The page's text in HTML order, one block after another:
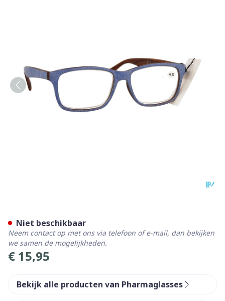
€ 15,95
Niet beschikbaar
Neem contact op met ons via telefoon of e-mail, dan bekijken
we samen de mogelijkheden.
Bekijk alle producten van Pharmaglasses